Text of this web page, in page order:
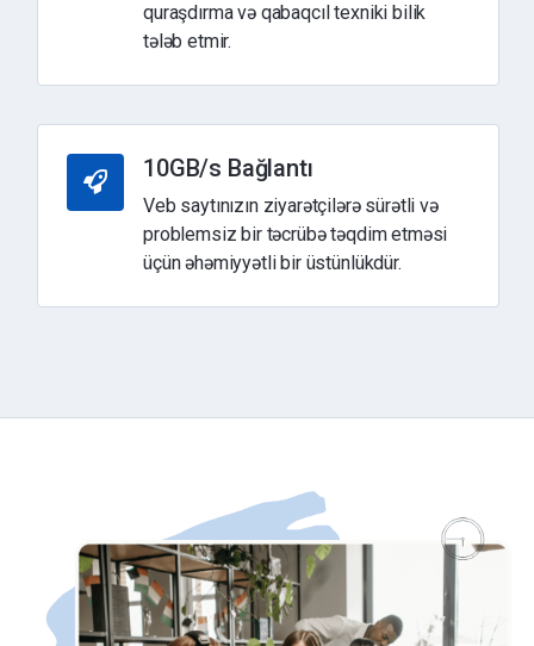
quraşdırma və qabaqcıl texniki bilik
tələb etmir.
10GB/s Bağlantı
Veb saytınızın ziyarətçilərə sürətli və
problemsiz bir təcrübə təqdim etməsi
üçün əhəmiyyətli bir üstünlükdür.